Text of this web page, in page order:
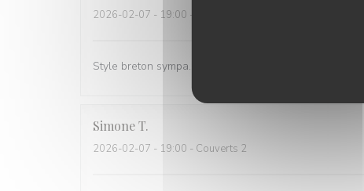
2026-02-07 - 19:00 - Couverts 2
Style breton sympa. Service rapide, les cuistots
SimoneT
2026-02-07 - 19:00 - Couverts 2